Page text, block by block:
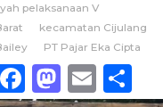
pelaksanaan V
kecamatan Cijulang
PT Pajar Eka Cipta
Facebook
Email